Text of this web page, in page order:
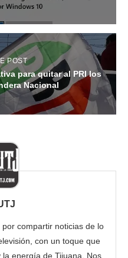
POST
para quitar al PRI los
Nacional
compartir noticias de lo
con un toque que
energía de Tijuana. Nos